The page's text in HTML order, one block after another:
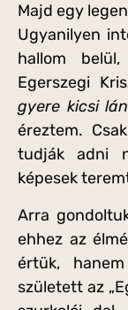
Majd egy
Ugyanilyen
hallom
Egerszegi
gyere kicsi
éreztem.
tudják adni
képesek
Arra
ehhez az
értük,
született az